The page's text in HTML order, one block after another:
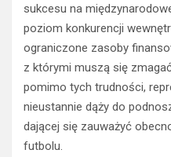
sukcesu na
poziom konkurencji
ograniczone zasoby
z którymi muszą się
pomimo tych trudności,
nieustannie dąży do
dającej się zauważyć
futbolu.